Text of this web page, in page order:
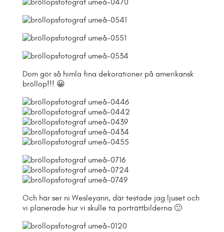
Dom gör så himla fina dekorationer på amerikansk
bröllop!!! 😀
Och här ser ni Wesleyann, där testade jag ljuset och
vi planerade hur vi skulle ta porträttbilderna 🙂